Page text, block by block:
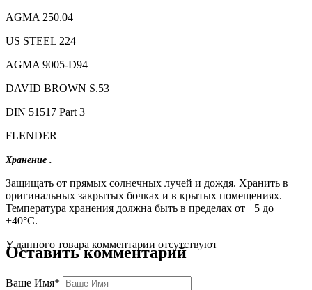
AGMA 250.04
US STEEL 224
AGMA 9005-D94
DAVID BROWN S.53
DIN 51517 Part 3
FLENDER
Хранение .
Защищать от прямых солнечных лучей и дождя. Хранить в
оригинальных закрытых бочках и в крытых помещениях.
Температура хранения должна быть в пределах от +5 до
+40°C.
У данного товара комментарии отсутствуют
Оставить комментарий
Ваше Имя*